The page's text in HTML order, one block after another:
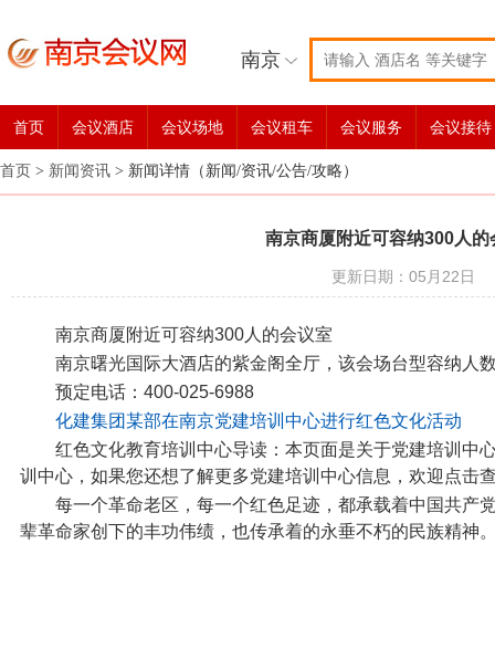
南京
首页 会议酒店 会议场地 会议租车 会议服务 会议接待
首页 > 新闻资讯 > 新闻详情（新闻/资讯/公告/攻略）
南京商厦附近可容纳300人的
更新日期：05月22日
南京商厦附近可容纳300人的会议室
南京曙光国际大酒店的紫金阁全厅，该会场台型容纳人
预定电话：400-025-6988
化建集团某部在南京党建培训中心进行红色文化活动
红色文化教育培训中心导读：本页面是关于党建培训中
训中心，如果您还想了解更多党建培训中心信息，欢迎点击
每一个革命老区，每一个红色足迹，都承载着中国共产
辈革命家创下的丰功伟绩，也传承着的永垂不朽的民族精神